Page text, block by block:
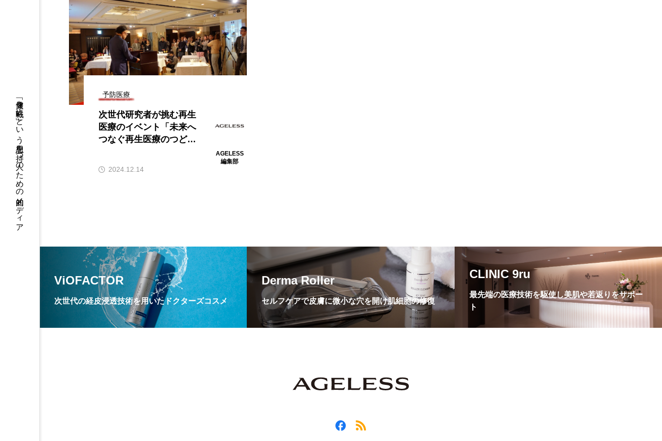
「健康を戦略に」という思想を持つ人のための知的メディア
予防医療
次世代研究者が挑む再生
医療のイベント「未来へ
つなぐ再生医療のつど
AGELESS
編集部
2024.12.14
ViOFACTOR
次世代の経皮浸透技術を用いたドクターズコスメ
Derma Roller
セルフケアで皮膚に微小な穴を開け肌細胞の修復
CLINIC 9ru
最先端の医療技術を駆使し美肌や若返りをサポー
ト